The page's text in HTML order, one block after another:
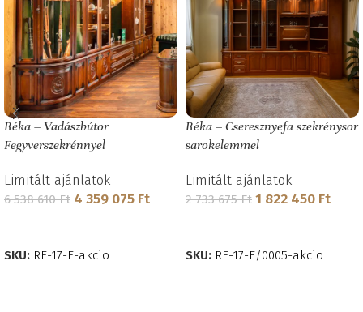
Réka – Vadászbútor
Fegyverszekrénnyel
Limitált ajánlatok
6 538 610Ft 4 359 075 Ft
SKU: RE-17-E-akcio
Réka – Cseresznyefa szekrénysor
sarokelemmel
Limitált ajánlatok
2 733 675Ft 1 822 450 Ft
SKU: RE-17-E/0005-akcio